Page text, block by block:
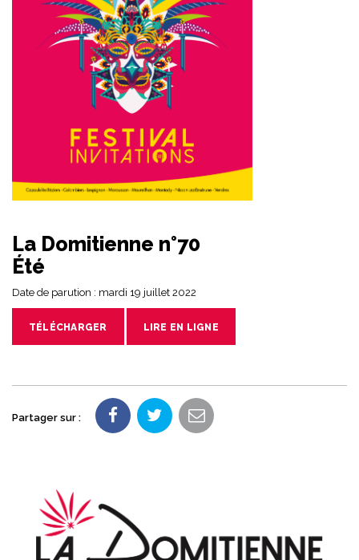
La Domitienne n°70
Été
Date de parution : mardi 19 juillet 2022
TÉLÉCHARGER LIRE EN LIGNE
Partager sur :